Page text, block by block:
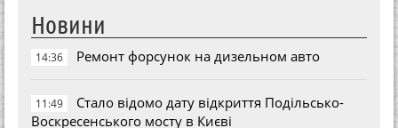
Новини
14:36 Ремонт форсунок на дизельном авто
11:49
Стало відомо дату відкриття Подільсько-
Воскресенського мосту в Києві